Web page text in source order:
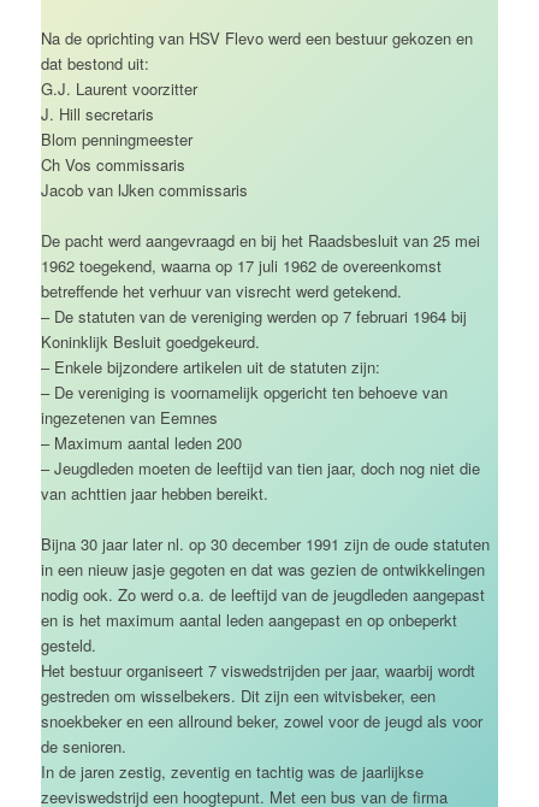
Na de oprichting van HSV Flevo werd een bestuur gekozen en
dat bestond uit:
G.J. Laurent voorzitter
J. Hill secretaris
Blom penningmeester
Ch Vos commissaris
Jacob van IJken commissaris
De pacht werd aangevraagd en bij het Raadsbesluit van 25 mei
1962 toegekend, waarna op 17 juli 1962 de overeenkomst
betreffende het verhuur van visrecht werd getekend.
– De statuten van de vereniging werden op 7 februari 1964 bij
Koninklijk Besluit goedgekeurd.
– Enkele bijzondere artikelen uit de statuten zijn:
– De vereniging is voornamelijk opgericht ten behoeve van
ingezetenen van Eemnes
– Maximum aantal leden 200
– Jeugdleden moeten de leeftijd van tien jaar, doch nog niet die
van achttien jaar hebben bereikt.
Bijna 30 jaar later nl. op 30 december 1991 zijn de oude statuten
in een nieuw jasje gegoten en dat was gezien de ontwikkelingen
nodig ook. Zo werd o.a. de leeftijd van de jeugdleden aangepast
en is het maximum aantal leden aangepast en op onbeperkt
gesteld.
Het bestuur organiseert 7 viswedstrijden per jaar, waarbij wordt
gestreden om wisselbekers. Dit zijn een witvisbeker, een
snoekbeker en een allround beker, zowel voor de jeugd als voor
de senioren.
In de jaren zestig, zeventig en tachtig was de jaarlijkse
zeeviswedstrijd een hoogtepunt. Met een bus van de firma